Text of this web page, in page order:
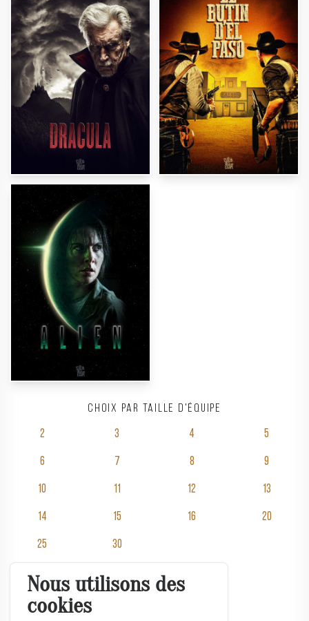
Nous utilisons des
cookies
Salles
Choix par taille d'équipe
2 3 4 5
6 7 8 9
10 11 12 13
14 15 16 20
25 30